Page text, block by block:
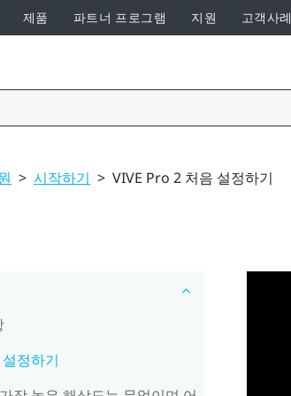
제품 파트너 프로그램 지원 고객사례
> 시작하기 > VIVE Pro 2 처음 설정하기
정하기